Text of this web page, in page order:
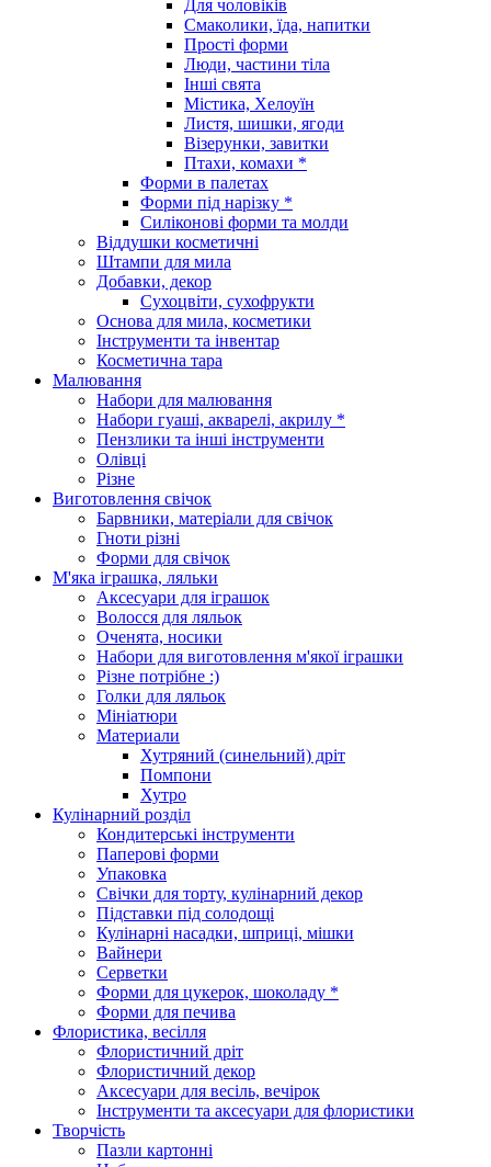
Для чоловіків
Смаколики, їда, напитки
Прості форми
Люди, частини тіла
Інші свята
Містика, Хелоуїн
Листя, шишки, ягоди
Візерунки, завитки
Птахи, комахи *
Форми в палетах
Форми під нарізку *
Силіконові форми та молди
Віддушки косметичні
Штампи для мила
Добавки, декор
Сухоцвіти, сухофрукти
Основа для мила, косметики
Інструменти та інвентар
Косметична тара
Малювання
Набори для малювання
Набори гуаші, акварелі, акрилу *
Пензлики та інші інструменти
Олівці
Різне
Виготовлення свічок
Барвники, матеріали для свічок
Гноти різні
Форми для свічок
М'яка іграшка, ляльки
Аксесуари для іграшок
Волосся для ляльок
Оченята, носики
Набори для виготовлення м'якої іграшки
Різне потрібне :)
Голки для ляльок
Мініатюри
Материали
Хутряний (синельний) дріт
Помпони
Хутро
Кулінарний розділ
Кондитерські інструменти
Паперові форми
Упаковка
Свічки для торту, кулінарний декор
Підставки під солодощі
Кулінарні насадки, шприці, мішки
Вайнери
Серветки
Форми для цукерок, шоколаду *
Форми для печива
Флористика, весілля
Флористичний дріт
Флористичний декор
Аксесуари для весіль, вечірок
Інструменти та аксесуари для флористики
Творчість
Пазли картонні